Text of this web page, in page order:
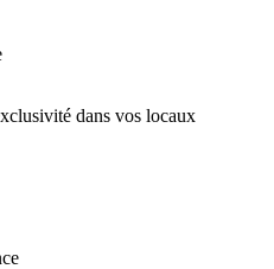
dans vos locaux